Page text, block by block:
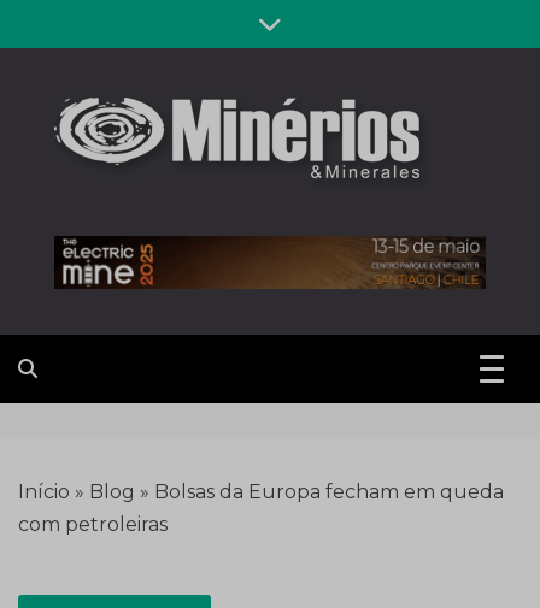
to
Revista
Minérios &
Minerales
Início » Blog » Bolsas da Europa fecham em queda
com petroleiras